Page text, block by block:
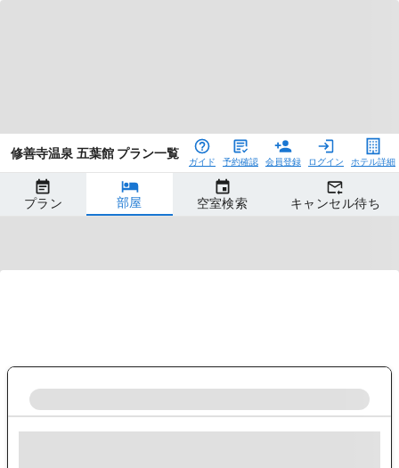
修善寺温泉 五葉館 プラン一覧
ホテル詳細
ログイン
会員登録
予約確認
ガイド
プラン 部屋 空室検索 キャンセル待ち